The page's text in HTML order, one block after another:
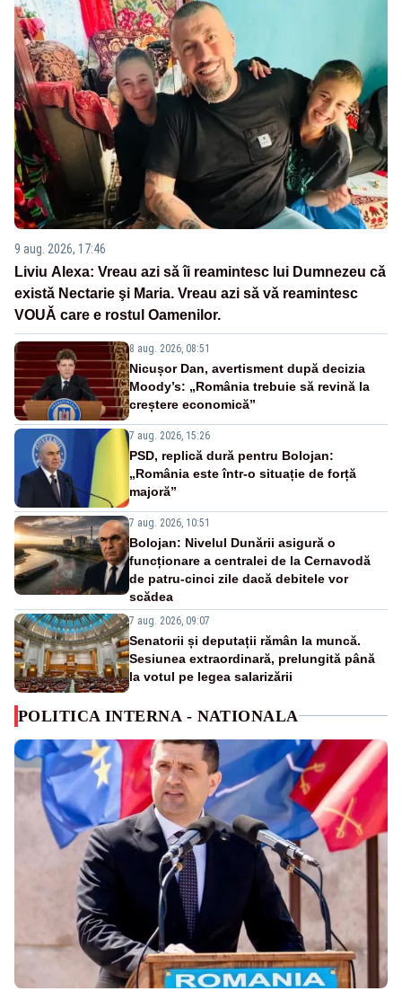
9 aug. 2026, 17:46
Liviu Alexa: Vreau azi sǎ îi reamintesc lui Dumnezeu cǎ
existǎ Nectarie şi Maria. Vreau azi sǎ vǎ reamintesc
VOUǍ care e rostul Oamenilor.
8 aug. 2026, 08:51
Nicușor Dan, avertisment după decizia
Moody’s: „România trebuie să revină la
creștere economică”
7 aug. 2026, 15:26
PSD, replică dură pentru Bolojan:
„România este într-o situație de forță
majoră”
7 aug. 2026, 10:51
Bolojan: Nivelul Dunării asigură o
funcționare a centralei de la Cernavodă
de patru-cinci zile dacă debitele vor
scădea
7 aug. 2026, 09:07
Senatorii și deputații rămân la muncă.
Sesiunea extraordinară, prelungită până
la votul pe legea salarizării
POLITICA INTERNA - NATIONALA